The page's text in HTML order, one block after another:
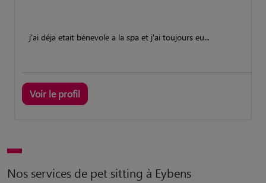
j'ai déja etait bénevole a la spa et j'ai toujours eu...
Voir le profil
Nos services de pet sitting à Eybens